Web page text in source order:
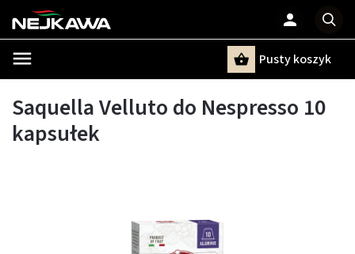
Pusty koszyk
Saquella Velluto do Nespresso 10
kapsułek